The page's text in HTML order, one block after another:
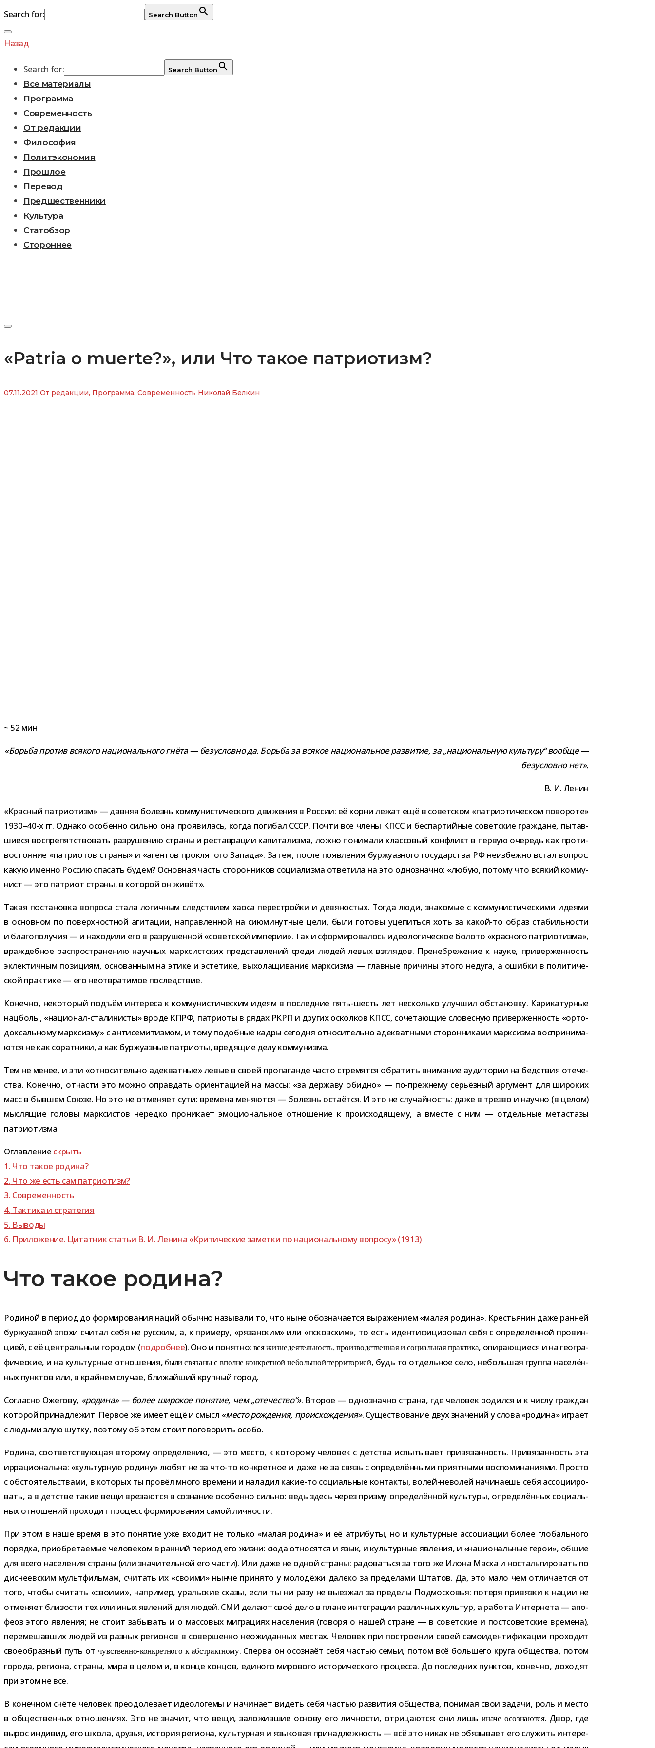
Search for: Search Button
Перейти
к
Назад
Search for: Search Button
Все материалы
Программа
Современность
От редакции
Философия
Политэкономия
Прошлое
Перевод
Предшественники
Культура
Статобзор
Стороннее
«Patria о muerte?», или Что такое патриотизм?
07.11.2021 От редакции, Программа, Современность Николай Белкин
~ 52 мин
«Борьба про­тив вся­кого наци­о­наль­ного гнёта — без­условно да. Борьба за вся­кое наци­о­наль­ное раз­ви­тие, за „наци­о­наль­ную куль­туру“ вообще —
без­условно нет».
В. И. Ленин
«Красный пат­ри­о­тизм» — дав­няя болезнь ком­му­ни­сти­че­ского дви­же­ния в России: её корни лежат ещё в совет­ском «пат­ри­о­ти­че­ском пово­роте»
1930–40-х гг. Однако осо­бенно сильно она про­яви­лась, когда поги­бал СССР. Почти все члены КПСС и бес­пар­тий­ные совет­ские граж­дане, пытав­
ши­еся вос­пре­пят­ство­вать раз­ру­ше­нию страны и рестав­ра­ции капи­та­лизма, ложно пони­мали клас­со­вый кон­фликт в первую оче­редь как про­ти­
во­сто­я­ние «пат­ри­о­тов страны» и «аген­тов про­кля­того Запада». Затем, после появ­ле­ния бур­жу­аз­ного госу­дар­ства РФ неиз­бежно встал вопрос:
какую именно Россию спа­сать будем? Основная часть сто­рон­ни­ков соци­а­лизма отве­тила на это одно­значно: «любую, потому что вся­кий ком­му­
нист — это пат­риот страны, в кото­рой он живёт».
Такая поста­новка вопроса стала логич­ным след­ствием хаоса пере­стройки и девя­но­стых. Тогда люди, зна­ко­мые с ком­му­ни­сти­че­скими иде­ями
в основ­ном по поверх­ност­ной аги­та­ции, направ­лен­ной на сию­ми­нут­ные цели, были готовы уце­питься хоть за какой-​то образ ста­биль­но­сти
и бла­го­по­лу­чия — и нахо­дили его в раз­ру­шен­ной «совет­ской импе­рии». Так и сфор­ми­ро­ва­лось идео­ло­ги­че­ское болото «крас­ного пат­ри­о­тизма»,
враж­деб­ное рас­про­стра­не­нию науч­ных марк­сист­ских пред­став­ле­ний среди людей левых взгля­дов. Пренебрежение к науке, при­вер­жен­ность
эклек­тич­ным пози­циям, осно­ван­ным на этике и эсте­тике, выхо­ла­щи­ва­ние марк­сизма — глав­ные при­чины этого недуга, а ошибки в поли­ти­че­
ской прак­тике — его неот­вра­ти­мое последствие.
Конечно, неко­то­рый подъём инте­реса к ком­му­ни­сти­че­ским идеям в послед­ние пять-​шесть лет несколько улуч­шил обста­новку. Карикатурные
нац­болы, «национал-​сталинисты» вроде КПРФ, пат­ри­оты в рядах РКРП и дру­гих оскол­ков КПСС, соче­та­ю­щие сло­вес­ную при­вер­жен­ность «орто­
док­саль­ному марк­сизму» с анти­се­ми­тиз­мом, и тому подоб­ные кадры сего­дня отно­си­тельно адек­ват­ными сто­рон­ни­ками марк­сизма вос­при­ни­ма­
ются не как сорат­ники, а как бур­жу­аз­ные пат­ри­оты, вре­дя­щие делу коммунизма.
Тем не менее, и эти «отно­си­тельно адек­ват­ные» левые в своей про­па­ганде часто стре­мятся обра­тить вни­ма­ние ауди­то­рии на бед­ствия оте­че­
ства. Конечно, отча­сти это можно оправ­дать ори­ен­та­цией на массы: «за дер­жаву обидно» — по-​прежнему серьёз­ный аргу­мент для широ­ких
масс в быв­шем Союзе. Но это не отме­няет сути: вре­мена меня­ются — болезнь оста­ётся. И это не слу­чай­ность: даже в трезво и научно (в целом)
мыс­ля­щие головы марк­си­стов нередко про­ни­кает эмо­ци­о­наль­ное отно­ше­ние к про­ис­хо­дя­щему, а вме­сте с ним — отдель­ные мета­стазы
патриотизма.
Оглавление скрыть
1. Что такое родина?
2. Что же есть сам патриотизм?
3. Современность
4. Тактика и стратегия
5. Выводы
6. Приложение. Цитатник ста­тьи В. И. Ленина «Критические заметки по наци­о­наль­ному вопросу» (1913)
Что такое родина?
Родиной в период до фор­ми­ро­ва­ния наций обычно назы­вали то, что ныне обо­зна­ча­ется выра­же­нием «малая родина». Крестьянин даже ран­ней
бур­жу­аз­ной эпохи счи­тал себя не рус­ским, а, к при­меру, «рязан­ским» или «псков­ским», то есть иден­ти­фи­ци­ро­вал себя с опре­де­лён­ной про­вин­
цией, с её цен­траль­ным горо­дом (подроб­нее). Оно и понятно: вся жиз­не­де­я­тель­ность, про­из­вод­ствен­ная и соци­аль­ная прак­тика, опи­ра­ю­щи­еся и на гео­гра­
фи­че­ские, и на куль­тур­ные отно­ше­ния,были свя­заны с вполне кон­крет­ной неболь­шой тер­ри­то­рией, будь то отдель­ное село, неболь­шая группа насе­лён­
ных пунк­тов или, в край­нем слу­чае, бли­жай­ший круп­ный город.
Согласно Ожегову, «родина» — более широ­кое поня­тие, чем „оте­че­ство“». Второе — одно­значно страна, где чело­век родился и к числу граж­дан
кото­рой при­над­ле­жит. Первое же имеет ещё и смысл «место рож­де­ния, про­ис­хож­де­ния». Существование двух зна­че­ний у слова «родина» играет
с людьми злую шутку, поэтому об этом стоит пого­во­рить особо.
Родина, соот­вет­ству­ю­щая вто­рому опре­де­ле­нию, — это место, к кото­рому чело­век с дет­ства испы­ты­вает при­вя­зан­ность. Привязанность эта
ирра­ци­о­нальна: «куль­тур­ную родину» любят не за что-​то кон­крет­ное и даже не за связь с опре­де­лён­ными при­ят­ными вос­по­ми­на­ни­ями. Просто
с обсто­я­тель­ствами, в кото­рых ты про­вёл много вре­мени и нала­дил какие-​то соци­аль­ные кон­такты, волей-​неволей начи­на­ешь себя ассо­ци­и­ро­
вать, а в дет­стве такие вещи вре­за­ются в созна­ние осо­бенно сильно: ведь здесь через призму опре­де­лён­ной куль­туры, опре­де­лён­ных соци­аль­
ных отно­ше­ний про­хо­дит про­цесс фор­ми­ро­ва­ния самой личности.
При этом в наше время в это поня­тие уже вхо­дит не только «малая родина» и её атри­буты, но и куль­тур­ные ассо­ци­а­ции более гло­баль­ного
порядка, при­об­ре­та­е­мые чело­ве­ком в ран­ний период его жизни: сюда отно­сятся и язык, и куль­тур­ные явле­ния, и «наци­о­наль­ные герои», общие
для всего насе­ле­ния страны (или зна­чи­тель­ной его части). Или даже не одной страны: радо­ваться за того же Илона Маска и носталь­ги­ро­вать по
дис­не­ев­ским мульт­филь­мам, счи­тать их «сво­ими» нынче при­нято у моло­дёжи далеко за пре­де­лами Штатов. Да, это мало чем отли­ча­ется от
того, чтобы счи­тать «сво­ими», напри­мер, ураль­ские сказы, если ты ни разу не выез­жал за пре­делы Подмосковья: потеря при­вязки к нации не
отме­няет бли­зо­сти тех или иных явле­ний для людей. СМИ делают своё дело в плане инте­гра­ции раз­лич­ных куль­тур, а работа Интернета — апо­
феоз этого явле­ния; не стоит забы­вать и о мас­со­вых мигра­циях насе­ле­ния (говоря о нашей стране — в совет­ские и пост­со­вет­ские вре­мена),
пере­ме­шав­ших людей из раз­ных реги­о­нов в совер­шенно неожи­дан­ных местах. Человек при постро­е­нии своей само­иден­ти­фи­ка­ции про­хо­дит
свое­об­раз­ный путь от чувственно-​конкретного к абстракт­ному. Сперва он осо­знаёт себя частью семьи, потом всё боль­шего круга обще­ства, потом
города, реги­она, страны, мира в целом и, в конце кон­цов, еди­ного миро­вого исто­ри­че­ского про­цесса. До послед­них пунк­тов, конечно, дохо­дят
при этом не все.
В конеч­ном счёте чело­век пре­одо­ле­вает идео­ло­гемы и начи­нает видеть себя частью раз­ви­тия обще­ства, пони­мая свои задачи, роль и место
в обще­ствен­ных отно­ше­ниях. Это не зна­чит, что вещи, зало­жив­шие основу его лич­но­сти, отри­ца­ются: они лишьиначе осо­зна­ются. Двор, где
вырос инди­вид, его школа, дру­зья, исто­рия реги­она, куль­тур­ная и язы­ко­вая при­над­леж­ность — всё это никак не обя­зы­вает его слу­жить инте­ре­